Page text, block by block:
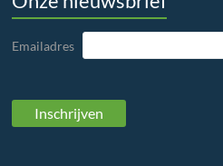
Emailadres